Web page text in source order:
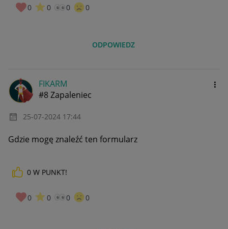
0 0 0 0
ODPOWIEDZ
FIKARM
#8 Zapaleniec
‎25-07-2024 17:44
Gdzie mogę znaleźć ten formularz
0 W PUNKT!
0 0 0 0